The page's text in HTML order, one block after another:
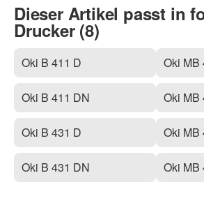
Dieser Artikel passt in
Drucker (8)
Oki B 411 D
Oki B 411 DN
Oki B 431 D
Oki B 431 DN
Oki MB
Oki MB
Oki MB
Oki MB